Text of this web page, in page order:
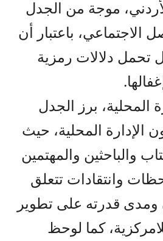
موجة من الجدل
الاجتماعي، باعتبار أن
تحمل دلالات رمزية
المحلية، برز الجدل
الإدارة المحلية، حيث
والباحثين والمهتمين
وانتقادات تتعلق
ومدى قدرته على تطوير
كما لوحظ